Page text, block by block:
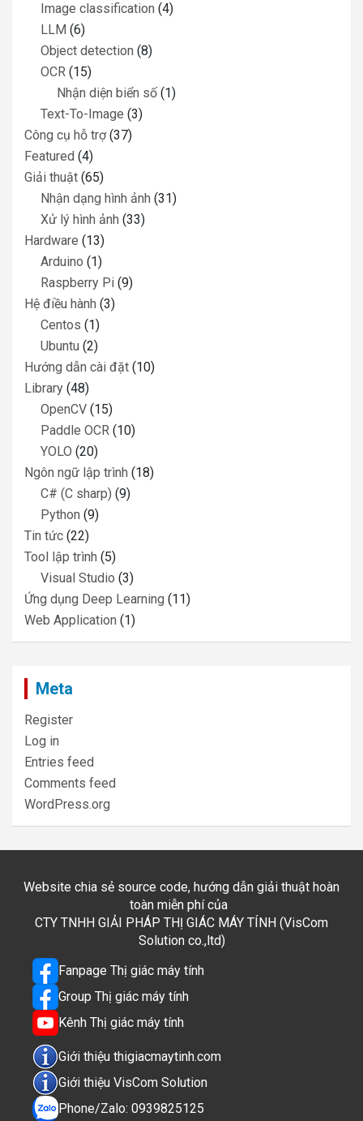
Image classification (4)
LLM (6)
Object detection (8)
OCR (15)
Nhận diện biển số (1)
Text-To-Image (3)
Công cụ hỗ trợ(37)
Featured (4)
Giải thuật (65)
Nhận dạng hình ảnh (31)
Xử lý hình ảnh (33)
Hardware (13)
Arduino (1)
Raspberry Pi (9)
Hệ điều hành (3)
Centos (1)
Ubuntu (2)
Hướng dẫn cài đặt (10)
Library (48)
OpenCV (15)
Paddle OCR (10)
YOLO (20)
Ngôn ngữ lập trình (18)
C# (C sharp) (9)
Python (9)
Tin tức (22)
Tool lập trình (5)
Visual Studio (3)
Ứng dụng Deep Learning (11)
Web Application (1)
Meta
Register
Log in
Entries feed
Comments feed
WordPress.org
Website chia sẻ source code, hướng dẫn giải thuật hoàn
toàn miễn phí của
CTY TNHH GIẢI PHÁP THỊ GIÁC MÁY TÍNH (VisCom
Solution co.,ltd)
Fanpage Thị giác máy tính
Group Thị giác máy tính
Kênh Thị giác máy tính
Giới thiệu thigiacmaytinh.com
Giới thiệu VisCom Solution
Phone/Zalo: 0939825125